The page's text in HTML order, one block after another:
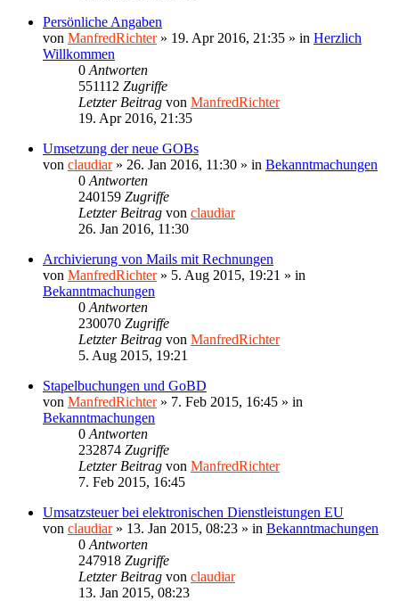
Persönliche Angaben
von ManfredRichter» 19. Apr 2016, 21:35 » in Herzlich
Willkommen
0 Antworten
551112 Zugriffe
Letzter Beitrag von ManfredRichter
19. Apr 2016, 21:35
Umsetzung der neue GOBs
von claudiar» 26. Jan 2016, 11:30 » in Bekanntmachungen
0 Antworten
240159 Zugriffe
Letzter Beitrag von claudiar
26. Jan 2016, 11:30
Archivierung von Mails mit Rechnungen
von ManfredRichter» 5. Aug 2015, 19:21 » in
Bekanntmachungen
0 Antworten
230070 Zugriffe
Letzter Beitrag von ManfredRichter
5. Aug 2015, 19:21
Stapelbuchungen und GoBD
von ManfredRichter» 7. Feb 2015, 16:45 » in
Bekanntmachungen
0 Antworten
232874 Zugriffe
Letzter Beitrag von ManfredRichter
7. Feb 2015, 16:45
Umsatzsteuer bei elektronischen Dienstleistungen EU
von claudiar» 13. Jan 2015, 08:23 » in Bekanntmachungen
0 Antworten
247918 Zugriffe
Letzter Beitrag von claudiar
13. Jan 2015, 08:23